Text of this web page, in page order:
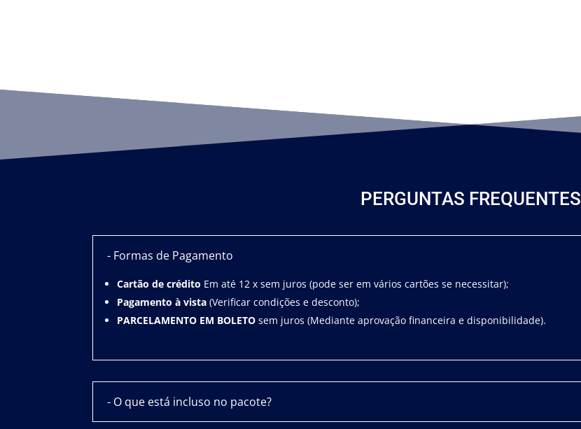
PERGUNTAS FREQUENTES
- Formas de Pagamento
Cartão de crédito Em até 12 x sem juros (pode ser em vários cartões se necessitar);
Pagamento à vista (Verificar condições e desconto);
PARCELAMENTO EM BOLETO sem juros (Mediante aprovação financeira e disponibilidade).
- O que está incluso no pacote?